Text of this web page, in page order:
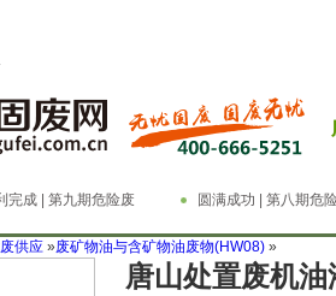
完成 | 第九期危险废
特训营
圆满成功 | 第八期危
务精英特训营
供应 »废矿物油与含矿物油废物(HW08) »
唐山处置废机